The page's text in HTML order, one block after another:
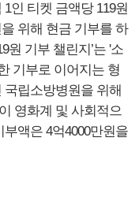
인 티켓 금액당 119원
위해 현금 기부를 하
원 기부 챌린지’는 '소
기부로 이어지는 형
국립소방병원을 위해
영화계 및 사회적으
액은 4억4000만원을